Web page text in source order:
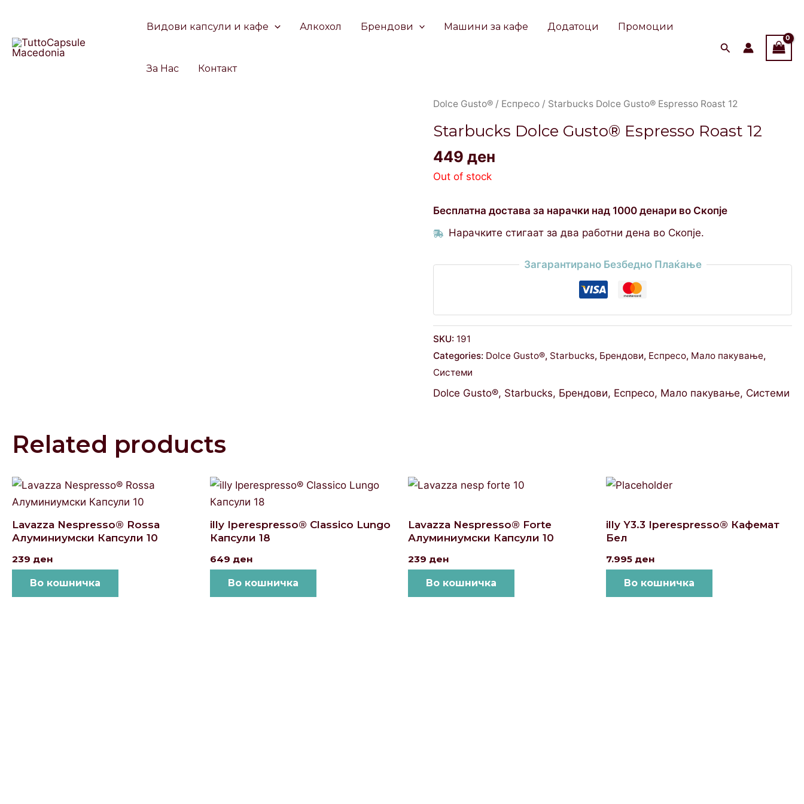
content
Видови капсули и кафе Алкохол Брендови Машини за кафе Додатоци Промоции
За Нас Контакт
Dolce Gusto® / Еспресо / Starbucks Dolce Gusto® Espresso Roast 12
Starbucks Dolce Gusto® Espresso Roast 12
449ден
Out of stock
Бесплатна достава за нарачки над 1000 денари во Скопје
Нарачките стигаат за два работни дена во Скопје.
Загарантирано Безбедно Плаќање
SKU: 191
Categories: Dolce Gusto®, Starbucks, Брендови, Еспресо, Мало пакување,
Системи
Dolce Gusto®, Starbucks, Брендови, Еспресо, Мало пакување, Системи
Related products
Lavazza Nespresso® Rossa
Алуминиумски Капсули 10
239 ден
Во кошничка
illy Iperespresso® Classico Lungo
Капсули 18
649 ден
Во кошничка
Lavazza Nespresso® Forte
Алуминиумски Капсули 10
239 ден
Во кошничка
illy Y3.3 Iperespresso® Кафемат
Бел
7.995 ден
Во кошничка